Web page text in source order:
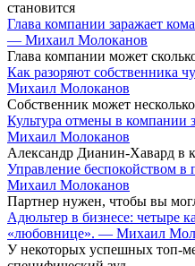
становится
Глава компании заражает
— Михаил Молоканов
Глава компании может
Как разоряют собственника
Михаил Молоканов
Собственник может
Культура отмены в компании
Михаил Молоканов
Александр Дианин-Хавард в
Управление беспокойством
Михаил Молоканов
Партнер нужен, чтобы вы
Адюльтер в бизнесе: четыре
«любовнице». — Михаил
У некоторых успешных топ-